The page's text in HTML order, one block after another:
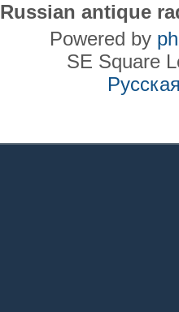
Russian antique
Powered by
SE Square